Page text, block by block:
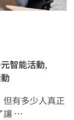
智能活動,
有多少人真正
讓 …